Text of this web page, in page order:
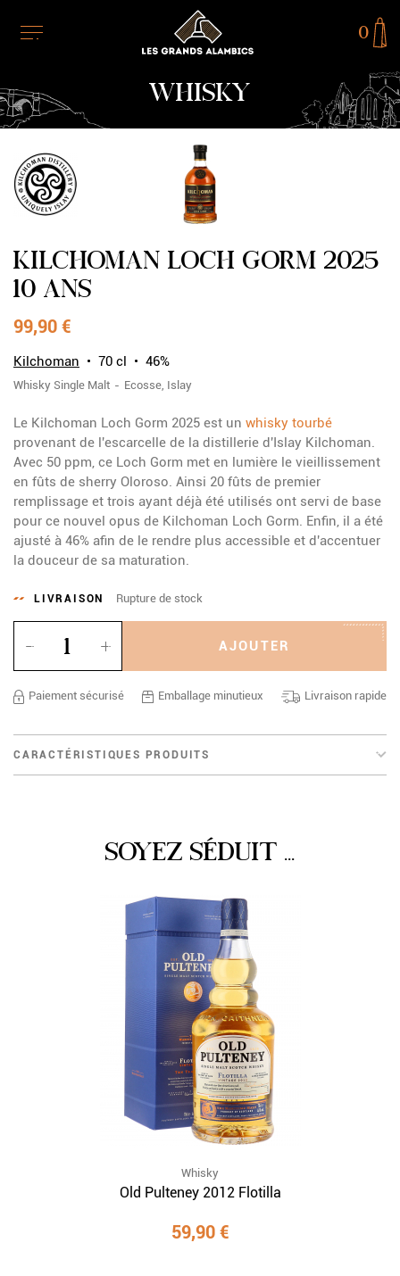
0
WHISKY
RUPTURE DE STOCK
KILCHOMAN LOCH GORM 2025
10 ANS
99,90 €
Kilchoman 70 cl 46%
Whisky Single Malt Ecosse Islay
Le Kilchoman Loch Gorm 2025 est un whisky tourbé
provenant de l'escarcelle de la distillerie d'Islay Kilchoman.
Avec 50 ppm, ce Loch Gorm met en lumière le vieillissement
en fûts de sherry Oloroso. Ainsi 20 fûts de premier
remplissage et trois ayant déjà été utilisés ont servi de base
pour ce nouvel opus de Kilchoman Loch Gorm. Enfin, il a été
ajusté à 46% afin de le rendre plus accessible et d'accentuer
la douceur de sa maturation.
LIVRAISON Rupture de stock
AJOUTER
Paiement sécurisé Emballage minutieux Livraison rapide
CARACTÉRISTIQUES PRODUITS
SOYEZ SÉDUIT ...
Whisky
Old Pulteney 2012 Flotilla
59,90 €